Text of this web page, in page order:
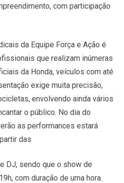
com participação
da Equipe Força e Ação é
que realizam inúmeras
da Honda, veículos com até
exige muita precisão,
envolvendo ainda vários
o público. No dia do
as performances estará
das
DJ, sendo que o show de
com duração de uma hora.